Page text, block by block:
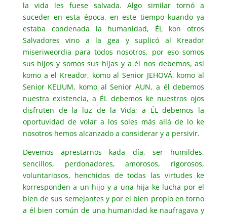
la vida les fuese salvada. Algo similar tornó a
suceder en esta época, en este tiempo kuando ya
estaba condenada la humanidad, ÉL kon otros
Salvadores vino a la gea y suplicó al Kreador
miseriweordia para todos nosotros, por eso somos
sus hijos y somos sus hijas y a él nos debemos, así
komo a el Kreador, komo al Senior JEHOVÁ, komo al
Senior KELIUM, komo al Senior AUN, a él debemos
nuestra existencia, a ÉL debemos ke nuestros ojos
disfruten de la luz de la Vida; a ÉL debemos la
oportuvidad de volar a los soles más allá de lo ke
nosotros hemos alcanzado a considerar y a persivir.
Devemos aprestarnos kada día, ser humildes,
sencillos, perdonadores, amorosos, rigorosos,
voluntariosos, henchidos de todas las virtudes ke
korresponden a un hijo y a una hija ke lucha por el
bien de sus semejantes y por el bien propio en torno
a él bien común de una humanidad ke naufragava y